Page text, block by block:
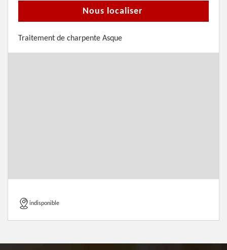
Nous localiser
Traitement de charpente Asque
indisponible